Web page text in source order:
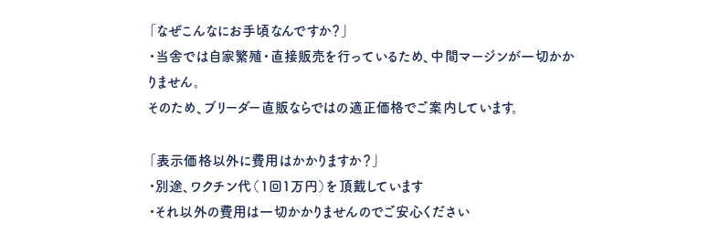
「なぜこんなにお手頃なんですか？」
・当舎では自家繁殖・直接販売を行っているため、中間マージンが一切かか
りません。
そのため、ブリーダー直販ならではの適正価格でご案内しています。
「表示価格以外に費用はかかりますか？」
・別途、ワクチン代（1回1万円）を頂戴しています
・それ以外の費用は一切かかりませんのでご安心ください